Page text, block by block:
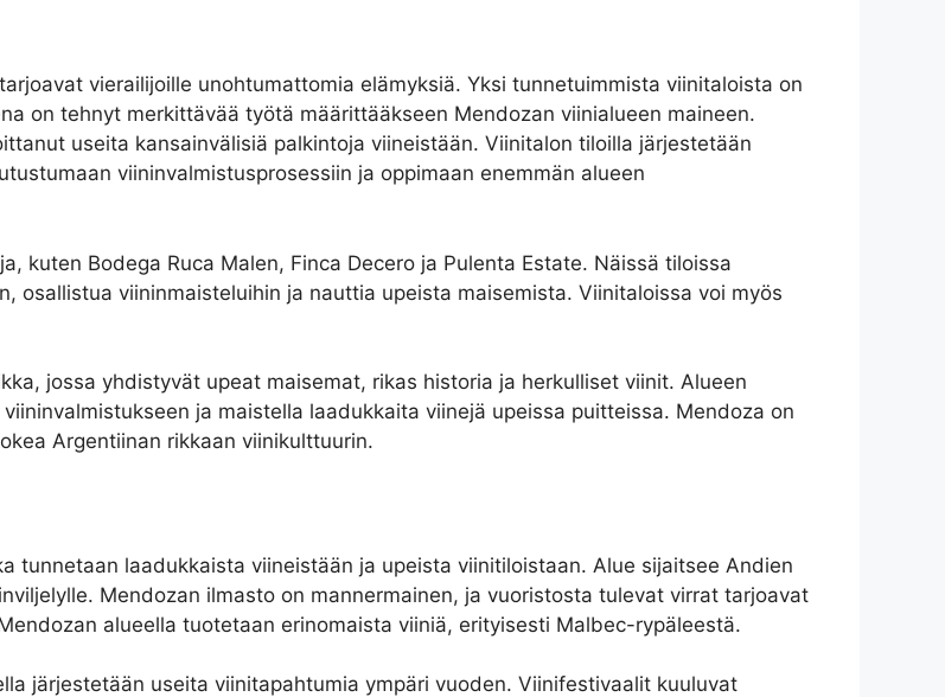
vierailijoille unohtumattomia elämyksiä. Yksi tunnetuimmista viinitaloista on
on tehnyt merkittävää työtä määrittääkseen Mendozan viinialueen maineen.
useita kansainvälisiä palkintoja viineistään. Viinitalon tiloilla järjestetään
viininvalmistusprosessiin ja oppimaan enemmän alueen
kuten Bodega Ruca Malen, Finca Decero ja Pulenta Estate. Näissä tiloissa
osallistua viininmaisteluihin ja nauttia upeista maisemista. Viinitaloissa voi myös
jossa yhdistyvät upeat maisemat, rikas historia ja herkulliset viinit. Alueen
ja maistella laadukkaita viinejä upeissa puitteissa. Mendoza on
Argentiinan rikkaan viinikulttuurin.
tunnetaan laadukkaista viineistään ja upeista viinitiloistaan. Alue sijaitsee Andien
Mendozan ilmasto on mannermainen, ja vuoristosta tulevat virrat tarjoavat
alueella tuotetaan erinomaista viiniä, erityisesti Malbec-rypäleestä.
järjestetään useita viinitapahtumia ympäri vuoden. Viinifestivaalit kuuluvat